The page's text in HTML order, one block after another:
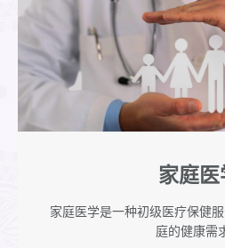
家庭医
家庭医学是一种初级医疗保健
庭的健康需